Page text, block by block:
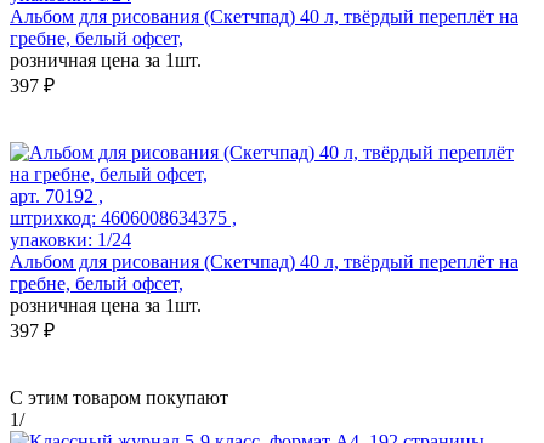
Альбом для рисования (Скетчпад) 40 л, твёрдый переплёт на
гребне, белый офсет,
розничная цена за 1шт.
397 ₽
арт. 70192 ,
штрихкод: 4606008634375 ,
упаковки: 1/24
Альбом для рисования (Скетчпад) 40 л, твёрдый переплёт на
гребне, белый офсет,
розничная цена за 1шт.
397 ₽
С этим товаром покупают
1/